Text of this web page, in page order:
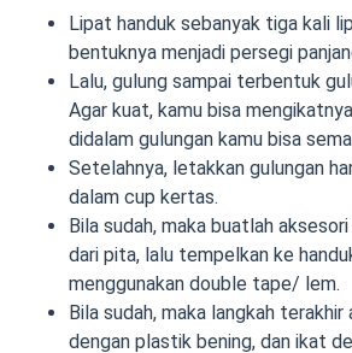
Lipat handuk sebanyak tiga kali
bentuknya menjadi persegi
Lalu, gulung sampai terbentuk
Agar kuat, kamu bisa
didalam gulungan kamu bisa
Setelahnya, letakkan gulungan
dalam cup kertas.
Bila sudah, maka buatlah
dari pita, lalu tempelkan ke
menggunakan double tape/ lem.
Bila sudah, maka langkah terakhir
dengan plastik bening, dan ikat